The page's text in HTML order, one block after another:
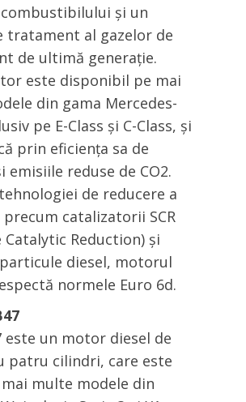
și un
tratament al gazelor de
de ultimă generație.
este disponibil pe mai
din gama Mercedes-
pe E-Class și C-Class, și
prin eficiența sa de
emisiile reduse de CO2.
de reducere a
catalizatorii SCR
Catalytic Reduction) și
diesel, motorul
normele Euro 6d.
este un motor diesel de
patru cilindri, care este
multe modele din